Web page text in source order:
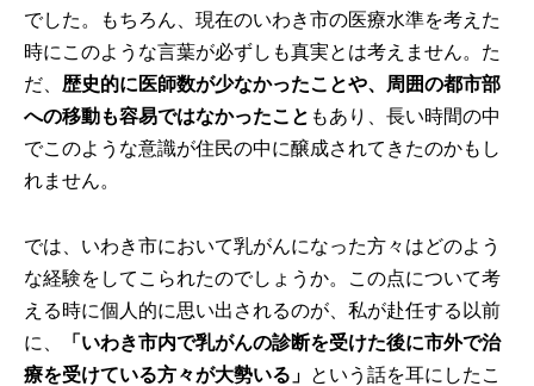
でした。もちろん、現在のいわき市の医療水準を考えた
時にこのような言葉が必ずしも真実とは考えません。た
だ、歴史的に医師数が少なかったことや、周囲の都市部
への移動も容易ではなかったこと もあり、長い時間の中
でこのような意識が住民の中に醸成されてきたのかもし
れません。
では、いわき市において乳がんになった方々はどのよう
な経験をしてこられたのでしょうか。この点について考
える時に個人的に思い出されるのが、私が赴任する以前
に、
「いわき市内で乳がんの診断を受けた後に市外で治
療を受けている方々が大勢いる」 という話を耳にしたこ